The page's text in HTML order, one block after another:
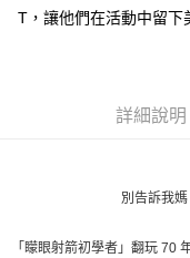
２．關於個人資料處理事宜
４．使用「AFTEE先享後
恩沛科技股份有限公司將
T，讓他們在活動中留下
詳細說明
別告訴我
「矇眼射箭初學者」翻玩 70